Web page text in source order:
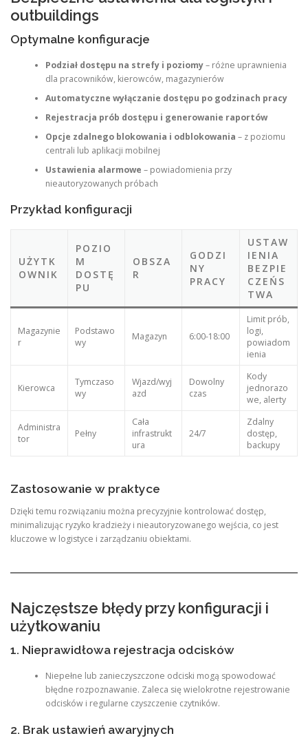
outbuildings
Optymalne konfiguracje
Podział dostępu na strefy i poziomy– różne uprawnienia
dla pracowników, kierowców, magazynierów
Automatyczne wyłączanie dostępu po godzinach pracy
Rejestracja prób dostępu i generowanie raportów
Opcje zdalnego blokowania i odblokowania – z poziomu
centrali lub aplikacji mobilnej
Ustawienia alarmowe – powiadomienia przy
nieautoryzowanych próbach
Przykład konfiguracji
UŻYTK
OWNIK
POZIO
M
DOSTĘ
PU
OBSZA
R
GODZI
NY
PRACY
USTAW
IENIA
BEZPIE
CZEŃS
TWA
Magazynie
r
Podstawo
wy
Magazyn 6:00-18:00
Limit prób,
logi,
powiadom
ienia
Kierowca
Tymczaso
wy
Wjazd/wyj
azd
Dowolny
czas
Kody
jednorazo
we, alerty
Administra
tor
Pełny
Cała
infrastrukt
ura
24/7
Zdalny
dostęp,
backupy
Zastosowanie w praktyce
Dzięki temu rozwiązaniu można precyzyjnie kontrolować dostęp,
minimalizując ryzyko kradzieży i nieautoryzowanego wejścia, co jest
kluczowe w logistyce i zarządzaniu obiektami.
Najczęstsze błędy przy konfiguracji i
użytkowaniu
1. Nieprawidłowa rejestracja odcisków
Niepełne lub zanieczyszczone odciski mogą spowodować
błędne rozpoznawanie. Zaleca się wielokrotne rejestrowanie
odcisków i regularne czyszczenie czytników.
2. Brak ustawień awaryjnych